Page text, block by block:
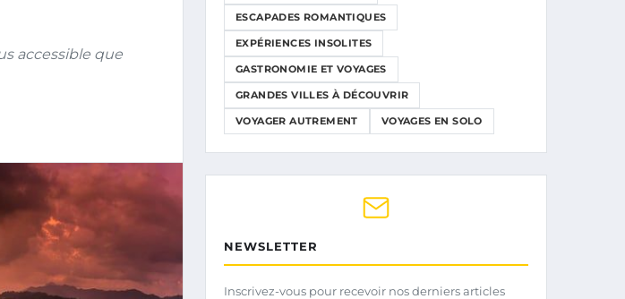
accessible que
ESCAPADES ROMANTIQUES
EXPÉRIENCES INSOLITES
GASTRONOMIE ET VOYAGES
GRANDES VILLES À DÉCOUVRIR
VOYAGER AUTREMENT VOYAGES EN SOLO
NEWSLETTER
Inscrivez-vous pour recevoir nos derniers articles